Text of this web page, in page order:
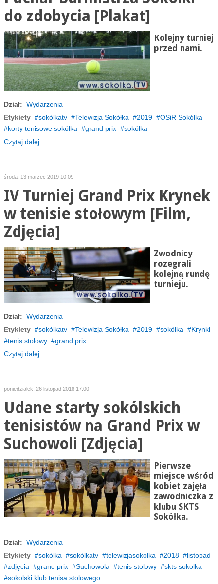
do zdobycia [Plakat]
Kolejny turniej
przed nami.
Dział: Wydarzenia
Etykiety
sokólkatv Telewizja Sokółka 2019
OSiR Sokółka
korty tenisowe sokółka
grand prix
sokólka
Czytaj dalej...
środa, 13 marzec 2019 10:09
IV Turniej Grand Prix Krynek
w tenisie stołowym [Film,
Zdjęcia]
Zwodnicy
rozegrali
kolejną rundę
turnieju.
Dział: Wydarzenia
Etykiety
sokólkatv Telewizja Sokółka 2019 sokólka
Krynki
tenis stołowy
grand prix
Czytaj dalej...
poniedziałek, 26 listopad 2018 17:00
Udane starty sokólskich
tenisistów na Grand Prix w
Suchowoli [Zdjęcia]
Pierwsze
miejsce wśród
kobiet zajęła
zawodniczka z
klubu SKTS
Sokółka.
Dział: Wydarzenia
Etykiety
sokólka sokólkatv telewizjasokolka 2018
listopad
zdjęcia
grand prix Suchowola tenis stolowy
skts sokolka
sokolski klub tenisa stolowego